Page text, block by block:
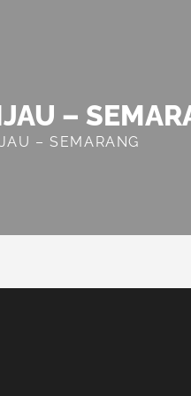
–
– SEMARANG